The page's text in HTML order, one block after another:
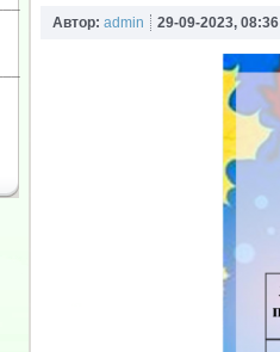
Автор: admin 29-09-2023, 08:36